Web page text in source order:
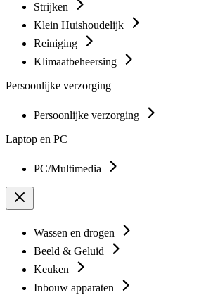
Strijken
Klein Huishoudelijk
Reiniging
Klimaatbeheersing
Persoonlijke verzorging
Persoonlijke verzorging
Laptop en PC
PC/Multimedia
Wassen en drogen
Beeld & Geluid
Keuken
Inbouw apparaten